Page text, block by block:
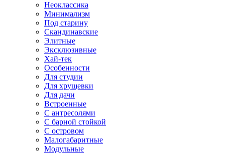
Неоклассика
Минимализм
Под старину
Скандинавские
Элитные
Эксклюзивные
Хай-тек
Особенности
Для студии
Для хрущевки
Для дачи
Встроенные
С антресолями
С барной стойкой
С островом
Малогабаритные
Модульные